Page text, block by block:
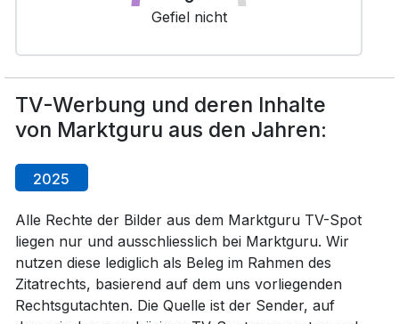
Gefiel nicht
TV-Werbung und deren Inhalte
von Marktguru aus den Jahren:
2025
Alle Rechte der Bilder aus dem Marktguru TV-Spot
liegen nur und ausschliesslich bei Marktguru. Wir
nutzen diese lediglich als Beleg im Rahmen des
Zitatrechts, basierend auf dem uns vorliegenden
Rechtsgutachten. Die Quelle ist der Sender, auf